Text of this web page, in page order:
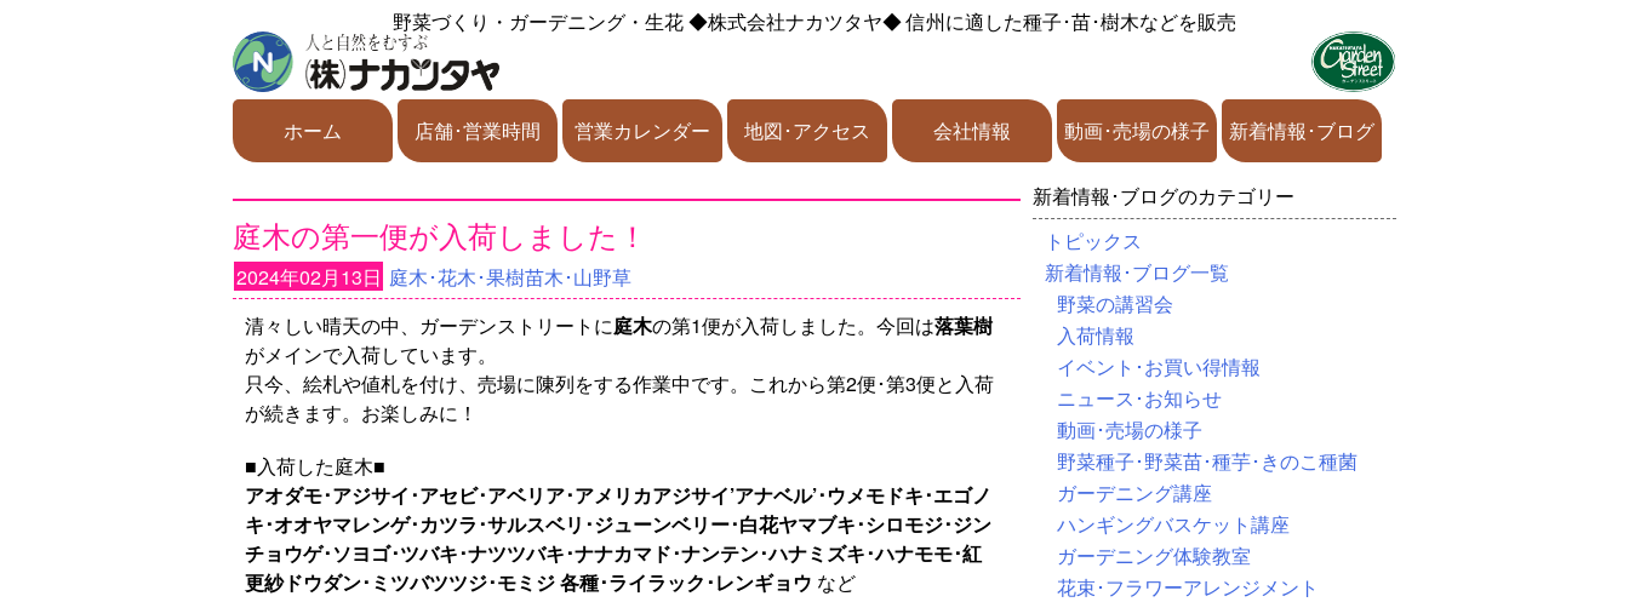
野菜づくり・ガーデニング・生花◆株式会社ナカツタヤ◆信州に適した種子･苗･樹木などを販売
ホーム 店舗･営業時間 営業カレンダー 地図･アクセス 会社情報 動画･売場の様子 新着情報･ブログ
庭木の第一便が入荷しました！
2024年02月13日 庭木･花木･果樹苗木･山野草
清々しい晴天の中、ガーデンストリートに庭木の第1便が入荷しました。今回は落葉樹
がメインで入荷しています。
只今、絵札や値札を付け、売場に陳列をする作業中です。これから第2便･第3便と入荷
が続きます。お楽しみに！
■入荷した庭木■
アオダモ･アジサイ･アセビ･アベリア･アメリカアジサイ’アナベル’･ウメモドキ･エゴノ
キ･オオヤマレンゲ･カツラ･サルスベリ･ジューンベリー･白花ヤマブキ･シロモジ･ジン
チョウゲ･ソヨゴ･ツバキ･ナツツバキ･ナナカマド･ナンテン･ハナミズキ･ハナモモ･紅
更紗ドウダン･ミツバツツジ･モミジ 各種･ライラック･レンギョウ など
新着情報･ブログのカテゴリー
トピックス
新着情報･ブログ一覧
野菜の講習会
入荷情報
イベント･お買い得情報
ニュース･お知らせ
動画･売場の様子
野菜種子･野菜苗･種芋･きのこ種菌
ガーデニング講座
ハンギングバスケット講座
ガーデニング体験教室
花束･フラワーアレンジメント